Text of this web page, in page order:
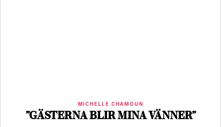
MICHELLE CHAMOUN
”GÄSTERNA BLIR MINA VÄNNER”